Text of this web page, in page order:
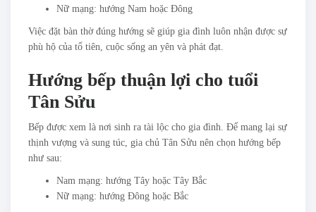
Nữ mạng: hướng Nam hoặc Đông
Việc đặt bàn thờ đúng hướng sẽ giúp gia đình luôn nhận được sự
phù hộ của tổ tiên, cuộc sống an yên và phát đạt.
Hướng bếp thuận lợi cho tuổi
Tân Sửu
Bếp được xem là nơi sinh ra tài lộc cho gia đình. Để mang lại sự
thịnh vượng và sung túc, gia chủ Tân Sửu nên chọn hướng bếp
như sau:
Nam mạng: hướng Tây hoặc Tây Bắc
Nữ mạng: hướng Đông hoặc Bắc